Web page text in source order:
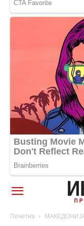
Почетна